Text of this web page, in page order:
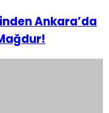
Ankara’da